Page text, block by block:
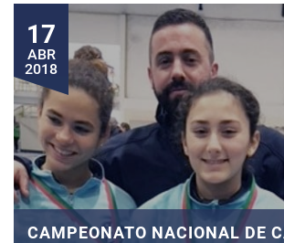
17
ABR
2018
CAMPEONATO NACIONAL DE